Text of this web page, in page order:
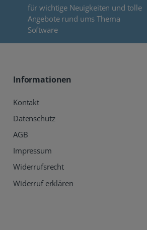
für wichtige Neuigkeiten und tolle
Angebote rund ums Thema
Software
Informationen
Kontakt
Datenschutz
AGB
Impressum
Widerrufsrecht
Widerruf erklären